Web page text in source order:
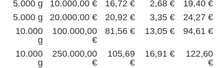
5.000 g
10.000,00 € 16,72 € 2,68 €
19,40 €
5.000 g
20.000,00 € 20,92 € 3,35 €
24,27 €
10.000
g
100.000,00
€
81,56 € 13,05 € 94,61 €
10.000
g
250.000,00
€
105,69
€
16,91 €
122,60
€